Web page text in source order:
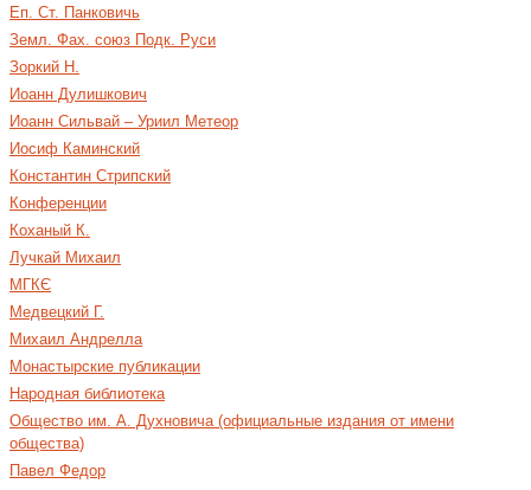
Еп. Ст. Панковичь
Земл. Фах. союз Подк. Руси
Зоркий Н.
Иоанн Дулишкович
Иоанн Сильвай – Уриил Метеор
Иосиф Каминский
Константин Стрипский
Конференции
Коханый К.
Лучкай Михаил
МГКЄ
Медвецкий Г.
Михаил Андрелла
Монастырские публикации
Народная библиотека
Общество им. А. Духновича (официальные издания от имени
общества)
Павел Федор